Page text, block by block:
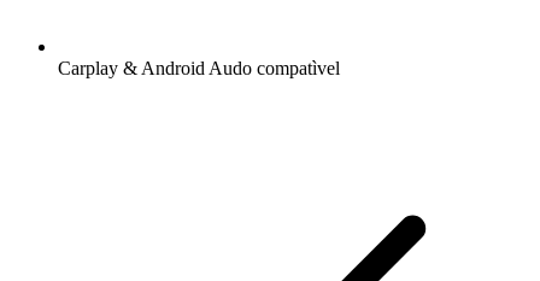
Carplay & Android Audo compatìvel